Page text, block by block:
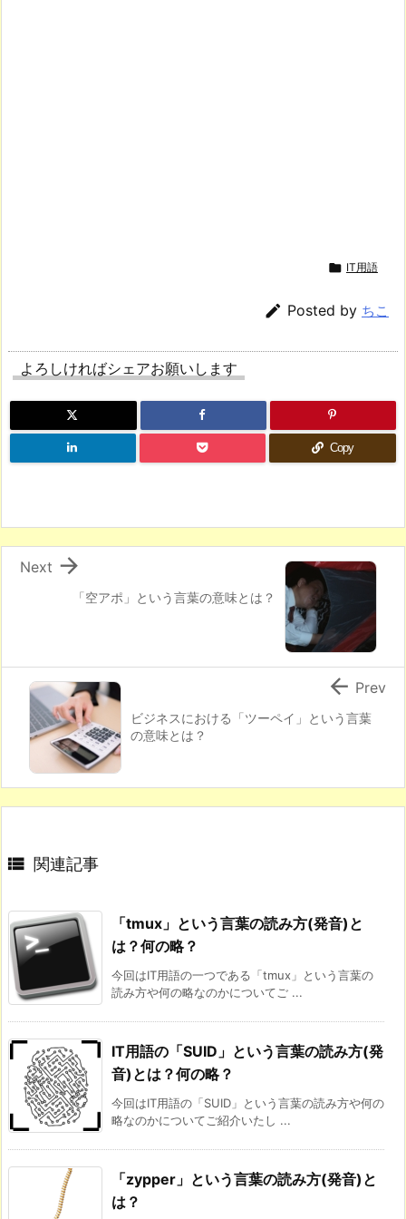
 IT用語
 Posted by ちこ
よろしければシェアお願いします
Copy
「空アポ」という言葉の意味とは？

Next
ビジネスにおける「ツーペイ」という言葉
の意味とは？
 Prev
 関連記事
「tmux」という言葉の読み方(発音)と
は？何の略？
今回はIT用語の一つである「tmux」という言葉の
読み方や何の略なのかについてご ...
IT用語の「SUID」という言葉の読み方(発
音)とは？何の略？
今回はIT用語の「SUID」という言葉の読み方や何の
略なのかについてご紹介いたし ...
「zypper」という言葉の読み方(発音)と
は？